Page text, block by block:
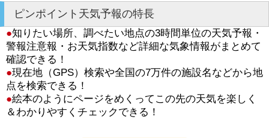
ピンポイント天気予報の特長
●知りたい場所、調べたい地点の3時間単位の天気予報・
警報注意報・お天気指数など詳細な気象情報がまとめて
確認できる！
●現在地（GPS）検索や全国の7万件の施設名などから地
点を検索できる！
●絵本のようにページをめくってこの先の天気を楽しく
＆わかりやすくチェックできる！